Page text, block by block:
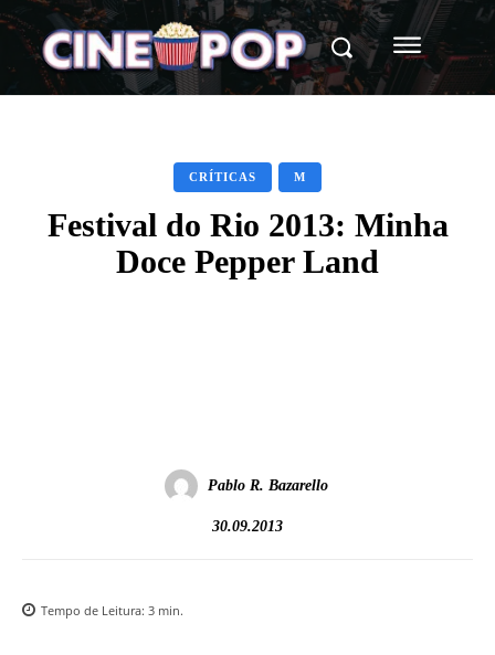
CRÍTICAS M
Festival do Rio 2013: Minha
Doce Pepper Land
Pablo R. Bazarello
30.09.2013
Tempo de Leitura: 3 min.